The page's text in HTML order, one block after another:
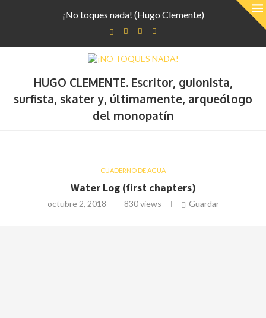
¡No toques nada! (Hugo Clemente)
HUGO CLEMENTE. Escritor, guionista,
surfista, skater y, últimamente, arqueólogo
del monopatín
CUADERNO DE AGUA
Water Log (first chapters)
octubre 2, 2018 830views Guardar